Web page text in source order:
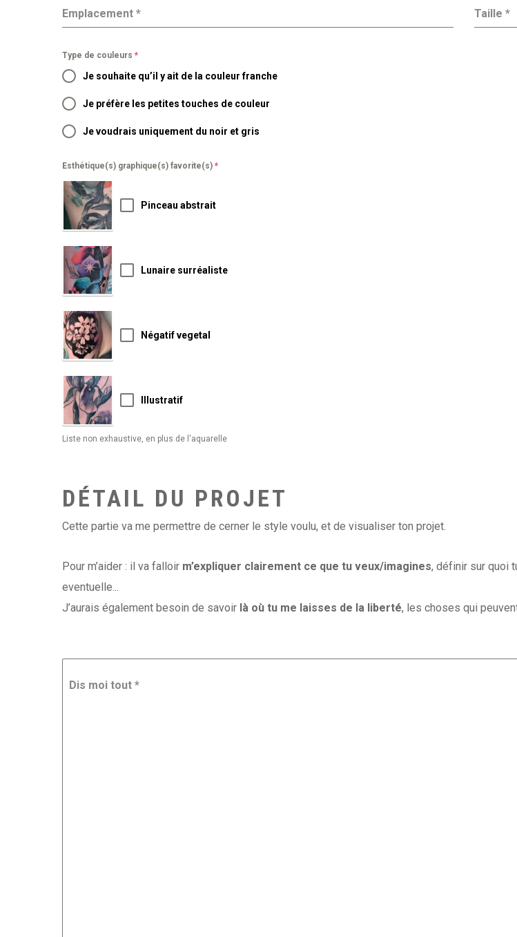
Emplacement * Taille *
Type de couleurs *
Je souhaite qu’il y ait de la couleur franche
Je préfère les petites touches de couleur
Je voudrais uniquement du noir et gris
Esthétique(s) graphique(s) favorite(s) *
Pinceau abstrait
Lunaire surréaliste
Négatif vegetal
Illustratif
Liste non exhaustive, en plus de l'aquarelle
DÉTAIL DU PROJET
Cette partie va me permettre de cerner le style voulu, et de visualiser ton projet.
Pour m’aider : il va falloir m’expliquer clairement ce que tu veux/imagines, définir sur quoi
eventuelle...
J’aurais également besoin de savoir là où tu me laisses de la liberté, les choses qui
Dis moi tout *